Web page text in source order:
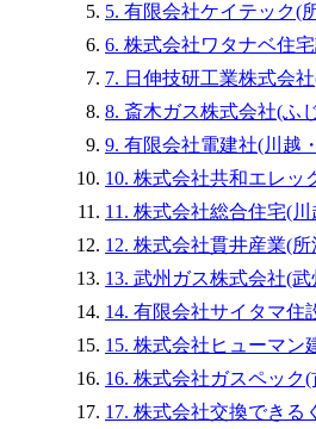
5. 有限会社ケイテック(
6. 株式会社ワタナベ住
7. 日伸技研工業株式会
8. 斎木ガス株式会社(ふ
9. 有限会社電建社(川越
10. 株式会社共和エレッ
11. 株式会社総合住宅(
12. 株式会社貫井産業(
13. 武州ガス株式会社(
14. 有限会社サイタマ住
15. 株式会社ヒューマン
16. 株式会社ガスペック
17. 株式会社交換できる